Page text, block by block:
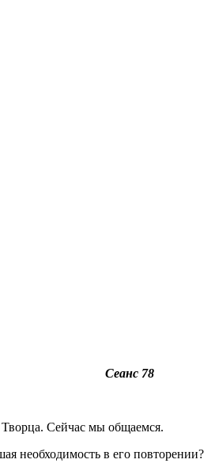
Сеанс 78
Сейчас мы общаемся.
необходимость в его повторении?